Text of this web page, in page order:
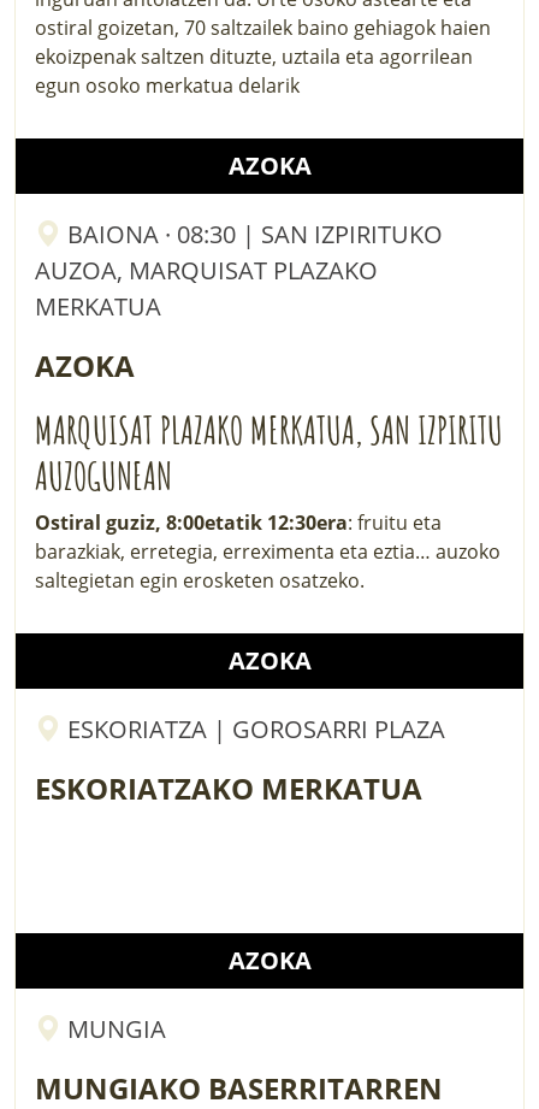
ostiral goizetan, 70 saltzailek baino gehiagok haien
ekoizpenak saltzen dituzte, uztaila eta agorrilean
egun osoko merkatua delarik
AZOKA
BAIONA · 08:30 | SAN IZPIRITUKO
AUZOA, MARQUISAT PLAZAKO
MERKATUA
AZOKA
MARQUISAT PLAZAKO MERKATUA, SAN IZPIRITU
AUZOGUNEAN
Ostiral guziz, 8:00etatik 12:30era: fruitu eta
barazkiak, erretegia, erreximenta eta eztia… auzoko
saltegietan egin erosketen osatzeko.
AZOKA
ESKORIATZA | GOROSARRI PLAZA
ESKORIATZAKO MERKATUA
AZOKA
MUNGIA
MUNGIAKO BASERRITARREN